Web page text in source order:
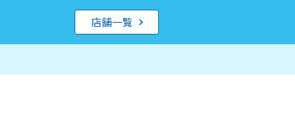
店舗一覧